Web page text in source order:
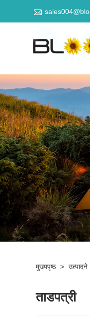

मुख्यपृष्ठ > उत्पादने
ताडपत्री